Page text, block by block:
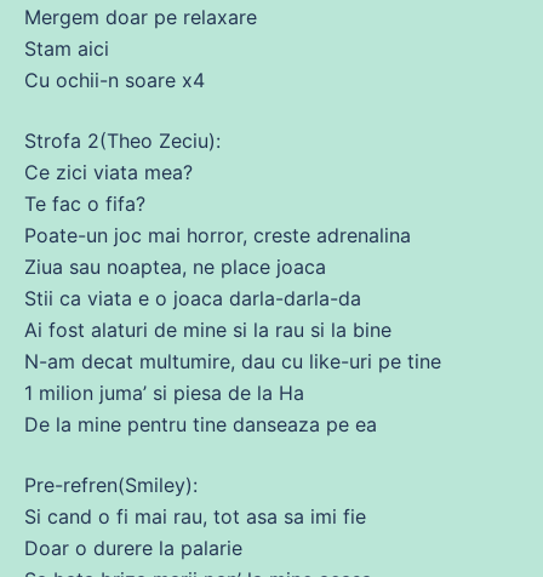
Mergem doar pe relaxare
Stam aici
Cu ochii-n soare x4
Strofa 2(Theo Zeciu):
Ce zici viata mea?
Te fac o fifa?
Poate-un joc mai horror, creste adrenalina
Ziua sau noaptea, ne place joaca
Stii ca viata e o joaca darla-darla-da
Ai fost alaturi de mine si la rau si la bine
N-am decat multumire, dau cu like-uri pe tine
1 milion juma’ si piesa de la Ha
De la mine pentru tine danseaza pe ea
Pre-refren(Smiley):
Si cand o fi mai rau, tot asa sa imi fie
Doar o durere la palarie